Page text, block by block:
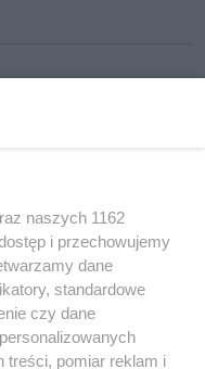
przetrwać
naszych 1162
i przechowujemy
dane
standardowe
czy dane
treści, pomiar reklam i